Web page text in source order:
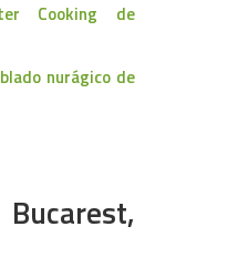
Cooking de
nurágico de